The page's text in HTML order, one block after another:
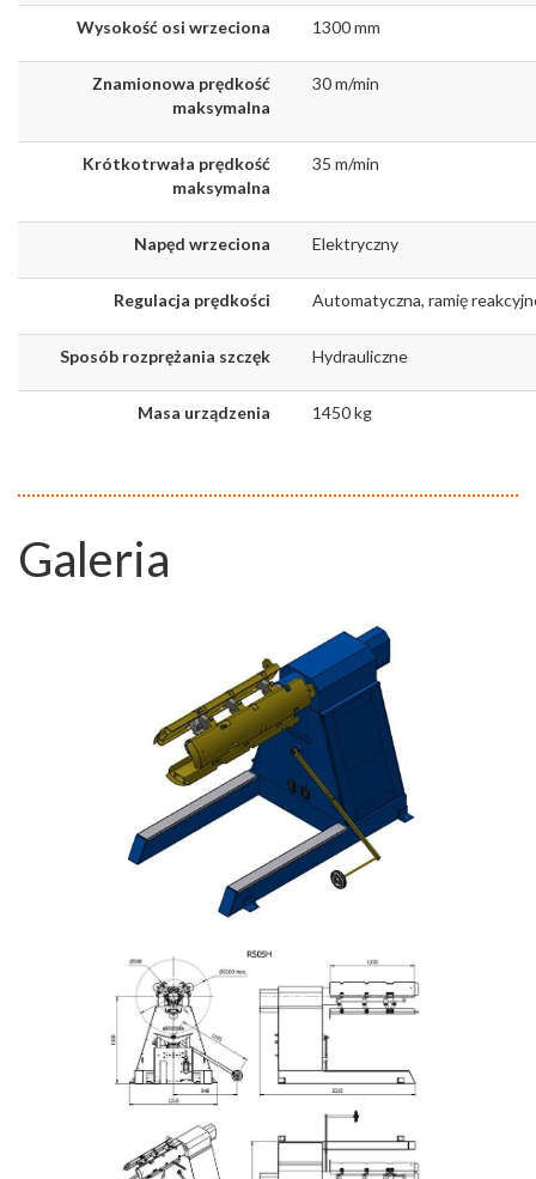
Wysokość osi wrzeciona 1300 mm
Znamionowa prędkość
maksymalna
30 m/min
Krótkotrwała prędkość
maksymalna
35 m/min
Napęd wrzeciona Elektryczny
Regulacja prędkości Automatyczna, ramię
Sposób rozprężania szczęk Hydrauliczne
Masa urządzenia 1450 kg
Galeria